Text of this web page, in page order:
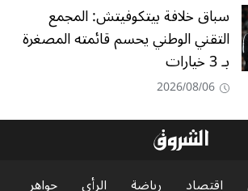
سباق خلافة بيتكوفيتش: المجمع
التقني الوطني يحسم قائمته المصغرة
بـ 3 خيارات
2026/08/06
اقتصاد رياضة الرأي جواهر